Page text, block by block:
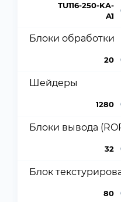
TU116-250-KA-
A1
Блоки обработки
20
Шейдеры
1280
Блоки вывода
32
Блок
80